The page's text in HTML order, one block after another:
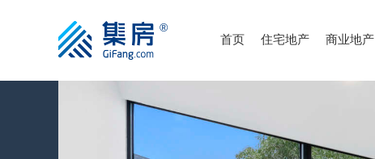
首页 住宅地产 商业地产